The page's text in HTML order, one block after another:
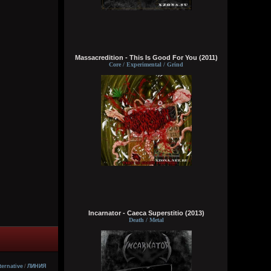
/ ЛИНИЯ
делах. панки просто бомбы
Кукуня
6 августа 2026
Цитата: Wirtuozik
ещё и вместо мозга вставили мощный
компьют
ты хотел сказать в место, где должен
быть мозг
6 августа 2026
А если бы мне ещё и вместо мозга
вставили мощный компьют, то ч бы еще и
Massacredition - This Is Good For You (2011)
Core / Experimental / Grind
Incarnator - Caeca Superstitio (2013)
Death / Metal